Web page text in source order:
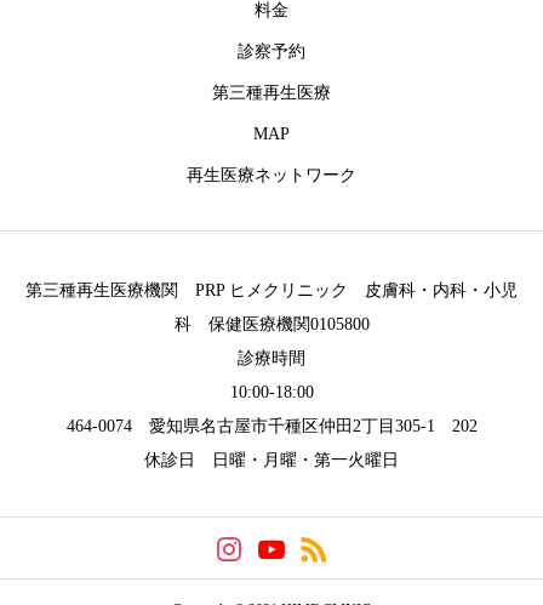
料金
診察予約
第三種再生医療
MAP
再生医療ネットワーク
第三種再生医療機関 PRP ヒメクリニック 皮膚科・内科・小児
科 保健医療機関0105800
診療時間
10:00-18:00
464-0074 愛知県名古屋市千種区仲田2丁目305-1 202
休診日 日曜・月曜・第一火曜日